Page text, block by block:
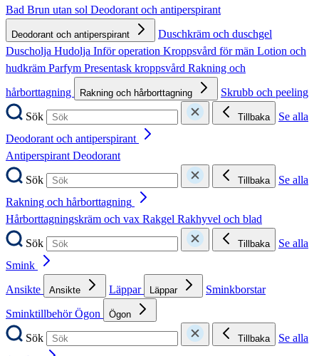
Bad Brun utan sol Deodorant och antiperspirant
Deodorant och antiperspirant
Duschkräm och duschgel
Duscholja Hudolja Inför operation Kroppsvård för män Lotion och
hudkräm Parfym Presentask kroppsvård Rakning och
hårborttagning
Rakning och hårborttagning
Skrubb och peeling
Sök
Tillbaka
Se alla
Deodorant och antiperspirant
AntiperspirantDeodorant
Sök
Tillbaka
Se alla
Rakning och hårborttagning
Hårborttagningskräm och vax Rakgel Rakhyvel och blad
Sök
Tillbaka
Se alla
Smink
Ansikte
Ansikte Läppar Läppar
Sminkborstar
SminktillbehörÖgon Ögon
Sök Tillbaka
Se alla